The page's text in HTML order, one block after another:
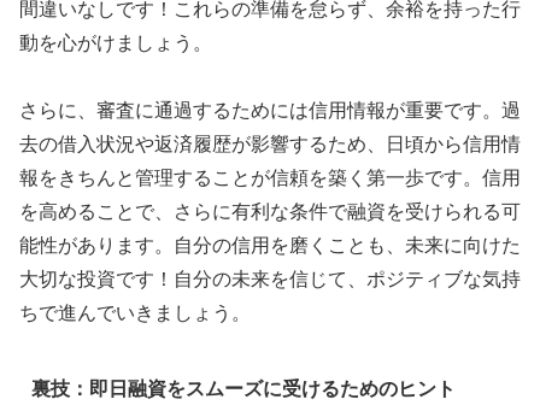
間違いなしです！これらの準備を怠らず、余裕を持った行
動を心がけましょう。
さらに、審査に通過するためには信用情報が重要です。過
去の借入状況や返済履歴が影響するため、日頃から信用情
報をきちんと管理することが信頼を築く第一歩です。信用
を高めることで、さらに有利な条件で融資を受けられる可
能性があります。自分の信用を磨くことも、未来に向けた
大切な投資です！自分の未来を信じて、ポジティブな気持
ちで進んでいきましょう。
裏技：即日融資をスムーズに受けるためのヒント